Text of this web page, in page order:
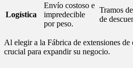
Logística
Envío costoso e
impredecible
por peso.
Tramos
de
Al elegir a la Fábrica de extensiones
crucial para expandir su negocio.